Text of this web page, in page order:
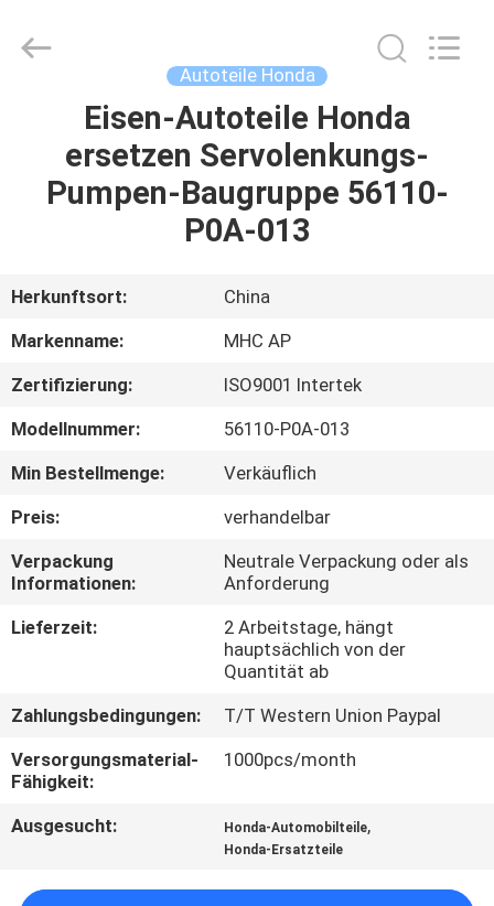
PRODUKTE
UNS
AUSFLUG
QUALITÄTSKONTROLLE
KONTAKTIERE
UNS
EIN
ZITAT
SITEMAP
Parts
Limited.
Autoteile Honda
Eisen-Autoteile Honda
ersetzen Servolenkungs-
Pumpen-Baugruppe 56110-
P0A-013
Herkunftsort:
China
Markenname:
MHC AP
Zertifizierung:
ISO9001 Intertek
Modellnummer:
56110-P0A-013
Min Bestellmenge:
Verkäuflich
Preis:
verhandelbar
Verpackung
Informationen:
Neutrale Verpackung oder als
Anforderung
Lieferzeit:
2 Arbeitstage, hängt
hauptsächlich von der
Quantität ab
Zahlungsbedingungen:
T/T Western Union Paypal
Versorgungsmaterial-
Fähigkeit:
1000pcs/month
Ausgesucht: Honda-Automobilteile,
Honda-Ersatzteile